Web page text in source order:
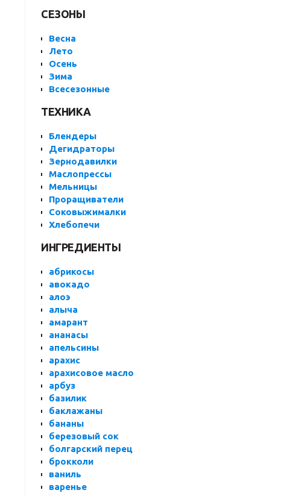
СЕЗОНЫ
Весна
Лето
Осень
Зима
Всесезонные
ТЕХНИКА
Блендеры
Дегидраторы
Зернодавилки
Маслопрессы
Мельницы
Проращиватели
Соковыжималки
Хлебопечи
ИНГРЕДИЕНТЫ
абрикосы
авокадо
алоэ
алыча
амарант
ананасы
апельсины
арахис
арахисовое масло
арбуз
базилик
баклажаны
бананы
березовый сок
болгарский перец
брокколи
ваниль
варенье